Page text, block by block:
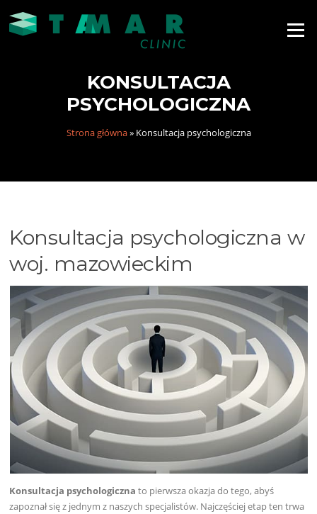
Menu
KONSULTACJA
PSYCHOLOGICZNA
Strona główna» Konsultacja psychologiczna
Konsultacja psychologiczna w
woj. mazowieckim
Konsultacja psychologiczna to pierwsza okazja do tego, abyś
zapoznał się z jednym z naszych specjalistów. Najczęściej etap ten trwa